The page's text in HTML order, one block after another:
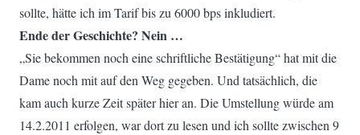
sollte, hätte ich im Tarif bis zu 6000 bps inkludiert.
Ende der Geschichte? Nein …
„Sie bekommen noch eine schriftliche Bestätigung“ hat mit die
Dame noch mit auf den Weg gegeben. Und tatsächlich, die
kam auch kurze Zeit später hier an. Die Umstellung würde am
14.2.2011 erfolgen, war dort zu lesen und ich sollte zwischen 9